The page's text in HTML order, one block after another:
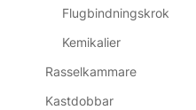
Flugbindningskrok
Kemikalier
Rasselkammare
Kastdobbar